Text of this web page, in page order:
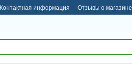
Контактная информация Отзывы о магазине